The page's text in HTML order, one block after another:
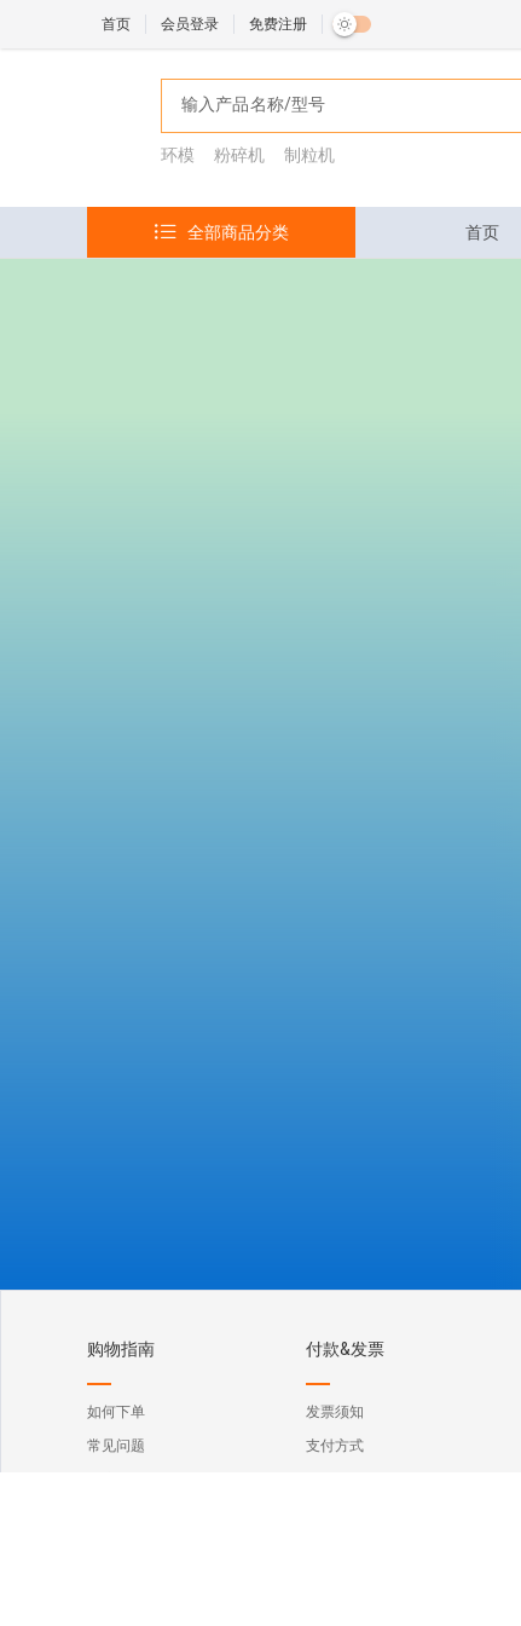
首页 会员登录 免费注册
环模 粉碎机 制粒机
全部商品分类 首页
购物指南
如何下单
常见问题
付款&发票
发票须知
支付方式